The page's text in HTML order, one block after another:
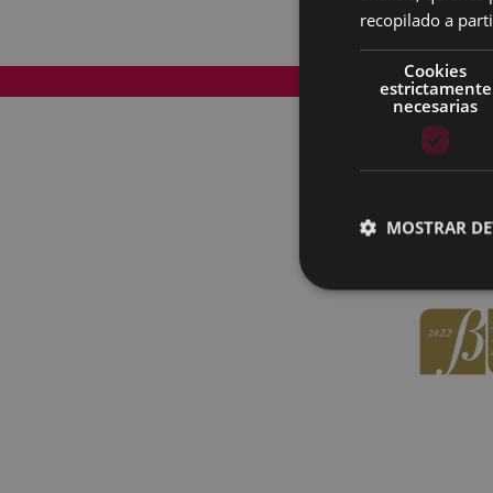
Mapa del Sitio
recopilado a
Cookies
estrictamente
necesarias
MOSTRAR